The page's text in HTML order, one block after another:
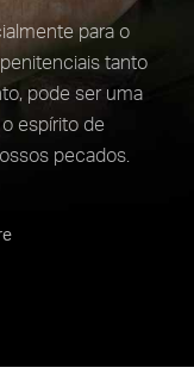
para o
tanto
pode ser uma
espírito de
pecados.